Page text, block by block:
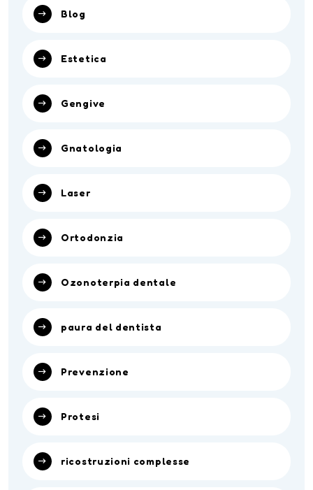
Blog
Estetica
Gengive
Gnatologia
Laser
Ortodonzia
Ozonoterpia dentale
paura del dentista
Prevenzione
Protesi
ricostruzioni complesse